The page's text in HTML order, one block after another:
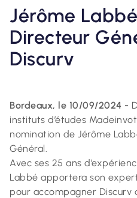
Jérôme
Directeur
Discurv
Bordeaux, le 10/09/2024 -
instituts d’études
nomination de Jérôme
Général.
Avec ses 25 ans
Labbé apportera son
pour accompagner Discurv